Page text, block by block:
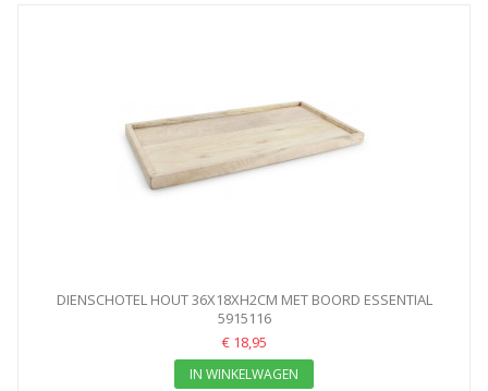
DIENSCHOTEL HOUT 36X18XH2CM MET BOORD ESSENTIAL
5915116
€ 18,95
IN WINKELWAGEN